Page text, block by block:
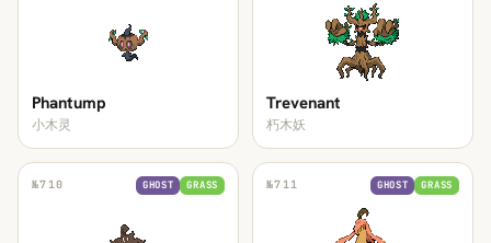
Phantump
小木灵
Trevenant
朽木妖
№710 GHOST GRASS №711 GHOST GRASS